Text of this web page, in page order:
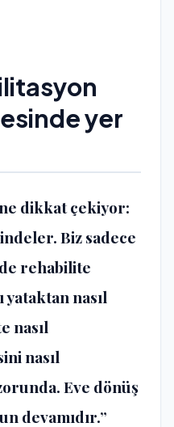
yer
dikkat çekiyor:
Biz sadece
rehabilite
yataktan nasıl
nasıl
nasıl
Eve dönüş
devamıdır.”